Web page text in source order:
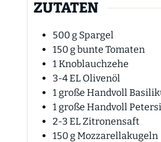
ZUTATEN
500g Spargel
150gbunte Tomaten
1 Knoblauchzehe
3-4EL Olivenöl
1 große Handvoll
1 große Handvoll
2-3 EL Zitronensaft
150gMozzarellakugeln